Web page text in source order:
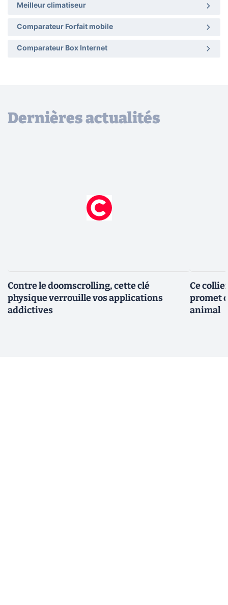
Meilleur climatiseur
Comparateur Forfait mobile
Comparateur Box Internet
Dernières actualités
Contre le doomscrolling, cette clé
physique verrouille vos applications
addictives
Ce
promet
animal